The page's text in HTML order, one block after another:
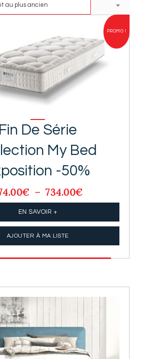
PROMO !
Fin De Série
My Bed
-50%
€ – 734.00€
de
574.00€
734.00€
EN SAVOIR +
AJOUTER À MA LISTE